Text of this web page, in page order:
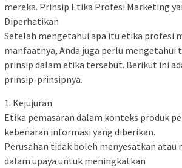
mereka. Prinsip Etika Profesi Marketing
Diperhatikan
Setelah mengetahui apa itu etika profesi
manfaatnya, Anda juga perlu mengetahui
prinsip dalam etika tersebut. Berikut ini
prinsip-prinsipnya.
1. Kejujuran
Etika pemasaran dalam konteks produk
kebenaran informasi yang diberikan.
Perusahan tidak boleh menyesatkan atau
dalam upaya untuk meningkatkan